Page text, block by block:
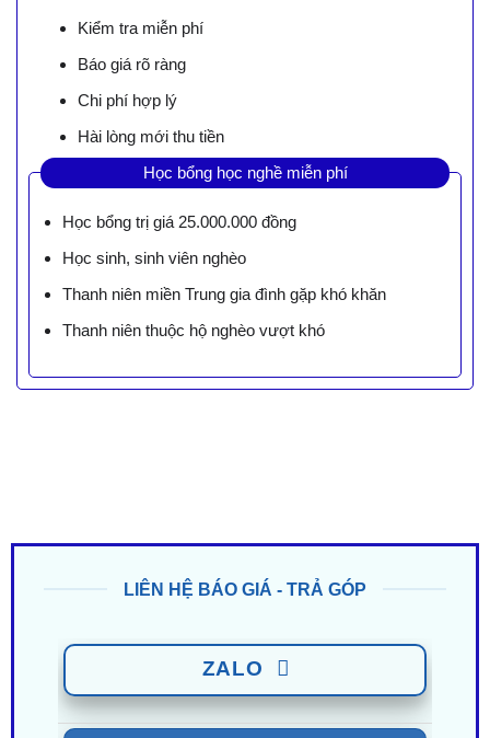
Kiểm tra miễn phí
Báo giá rõ ràng
Chi phí hợp lý
Hài lòng mới thu tiền
Học bổng học nghề miễn phí
Học bổng trị giá 25.000.000 đồng
Học sinh, sinh viên nghèo
Thanh niên miền Trung gia đình gặp khó khăn
Thanh niên thuộc hộ nghèo vượt khó
LIÊN HỆ BÁO GIÁ - TRẢ GÓP